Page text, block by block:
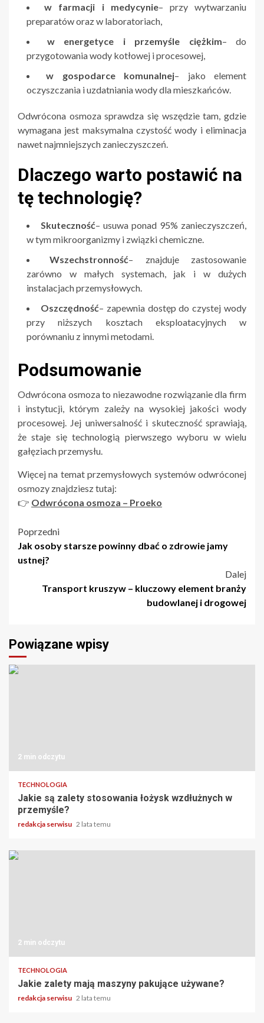
w farmacji i medycynie– przy wytwarzaniu
preparatów oraz w laboratoriach,
w energetyce i przemyśle ciężkim– do
przygotowania wody kotłowej i procesowej,
w gospodarce komunalnej– jako element
oczyszczania i uzdatniania wody dla mieszkańców.
Odwrócona osmoza sprawdza się wszędzie tam, gdzie
wymagana jest maksymalna czystość wody i eliminacja
nawet najmniejszych zanieczyszczeń.
Dlaczego warto postawić na
tę technologię?
Skuteczność– usuwa ponad 95% zanieczyszczeń,
w tym mikroorganizmy i związki chemiczne.
Wszechstronność– znajduje zastosowanie
zarówno w małych systemach, jak i w dużych
instalacjach przemysłowych.
Oszczędność– zapewnia dostęp do czystej wody
przy niższych kosztach eksploatacyjnych w
porównaniu z innymi metodami.
Podsumowanie
Odwrócona osmoza to niezawodne rozwiązanie dla firm
i instytucji, którym zależy na wysokiej jakości wody
procesowej. Jej uniwersalność i skuteczność sprawiają,
że staje się technologią pierwszego wyboru w wielu
gałęziach przemysłu.
Więcej na temat przemysłowych systemów odwróconej
osmozy znajdziesz tutaj:
👉 Odwrócona osmoza – Proeko
Nawigacja
wpisu
Poprzedni
Jak osoby starsze powinny dbać o zdrowie jamy
ustnej?
Dalej
Transport kruszyw – kluczowy element branży
budowlanej i drogowej
Powiązane wpisy
2 min odczytu
TECHNOLOGIA
Jakie są zalety stosowania łożysk wzdłużnych w
przemyśle?
redakcja serwisu 2 lata temu
2 min odczytu
TECHNOLOGIA
Jakie zalety mają maszyny pakujące używane?
redakcja serwisu 2 lata temu